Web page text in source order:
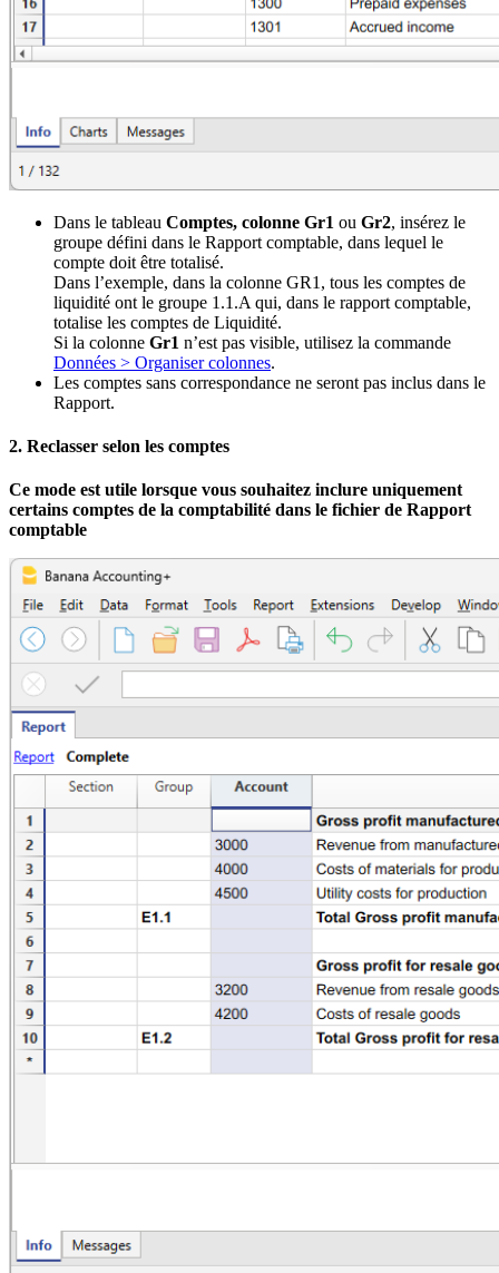
Dans le tableau Comptes, colonne Gr1 ou Gr2, insérez le
groupe défini dans le Rapport comptable, dans lequel le
compte doit être totalisé.
Dans l’exemple, dans la colonne GR1, tous les comptes de
liquidité ont le groupe 1.1.A qui, dans le rapport comptable,
totalise les comptes de Liquidité.
Si la colonne Gr1 n’est pas visible, utilisez la commande
Données > Organiser colonnes.
Les comptes sans correspondance ne seront pas inclus dans le
Rapport.
2. Reclasser selon les comptes
Ce mode est utile lorsque vous souhaitez inclure uniquement
certains comptes de la comptabilité dans le fichier de Rapport
comptable